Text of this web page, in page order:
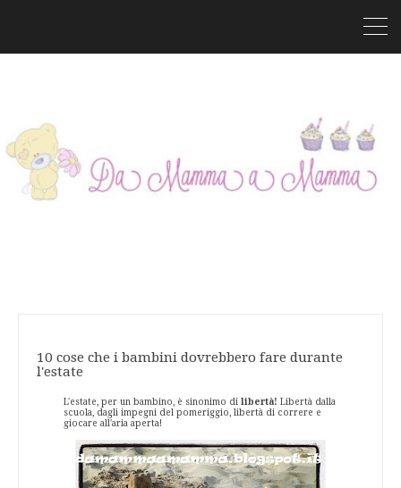
10 cose che i bambini dovrebbero fare durante
l'estate
L'estate, per un bambino, è sinonimo di libertà! Libertà dalla
scuola, dagli impegni del pomeriggio, libertà di correre e
giocare all'aria aperta!